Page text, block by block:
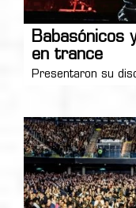
Babasónicos
en trance
Presentaron su